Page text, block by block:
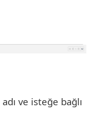
adı ve isteğe bağlı